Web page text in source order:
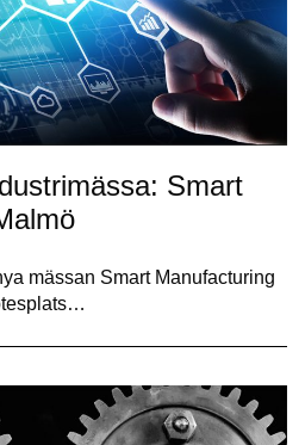
Smart
mässan Smart Manufacturing